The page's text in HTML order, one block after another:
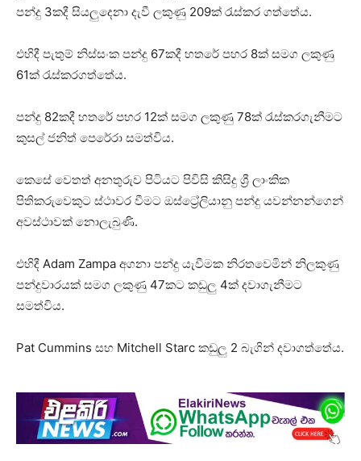
පන්දු 3කදී සියලුදෙනා දැවී ලකුණු 209ක් රැස්කර ගත්තේය.
එහිදී පැතුම් නිස්සංක පන්දු 67කදී හතරේ පහර 8ක් සමග ලකුණු
61ක් රැස්කරගත්තේය.
පන්දු 82කදී හතරේ පහර 12ක් සමග ලකුණු 78ක් රැස්කරගැනීමට
කුසල් ජනිත් පෙරේරා සමත්විය.
කෙසේ වෙතත් අනතුරුව පිටියට පිවිසි කිසිදු ශ්‍රී ලාංකික
පිතිකරුවෙකුට ස්ථාවර වීමට ඔස්ට්‍රේලියානු පන්දු යවන්නන්ගෙන්
අවස්ථාවක් නොලැබුණි.
එහිදී Adam Zampa අගනා පන්දු යැවීමක නිරතවෙමින් නිලකුණු
පන්දුවාරයක් සමග ලකුණු 47කට කඩුලු 4ක් දවාගැනීමට
සමත්විය.
Pat Cummins සහ Mitchell Starc කඩුලු 2 බැගින් දවාගත්තේය.